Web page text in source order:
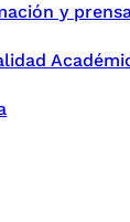
y